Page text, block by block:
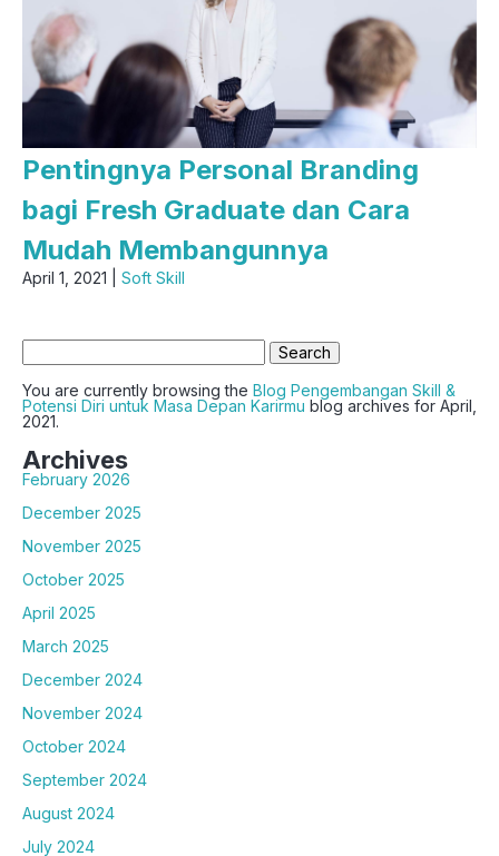
Pentingnya Personal Branding
bagi Fresh Graduate dan Cara
Mudah Membangunnya
April 1, 2021 | Soft Skill
Search
for:
You are currently browsing the Blog Pengembangan Skill &
Potensi Diri untuk Masa Depan Karirmu blog archives for April,
2021.
Archives
February 2026
December 2025
November 2025
October 2025
April 2025
March 2025
December 2024
November 2024
October 2024
September 2024
August 2024
July 2024